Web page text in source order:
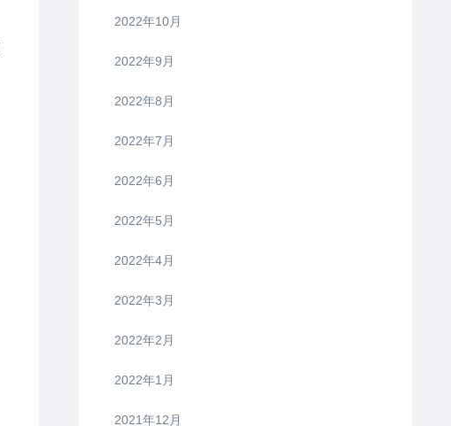
2022年10月
2022年9月
2022年8月
2022年7月
2022年6月
2022年5月
2022年4月
2022年3月
2022年2月
2022年1月
2021年12月